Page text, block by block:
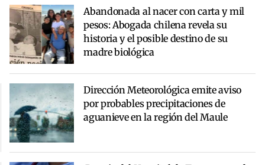
Abandonada al nacer con carta y mil
pesos: Abogada chilena revela su
historia y el posible destino de su
madre biológica
Dirección Meteorológica emite aviso
por probables precipitaciones de
aguanieve en la región del Maule